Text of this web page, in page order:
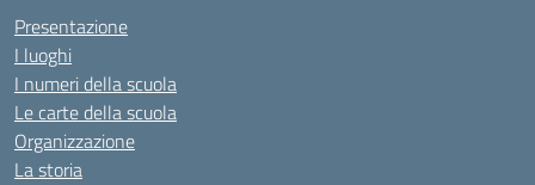
Presentazione
I luoghi
I numeri della scuola
Le carte della scuola
Organizzazione
La storia